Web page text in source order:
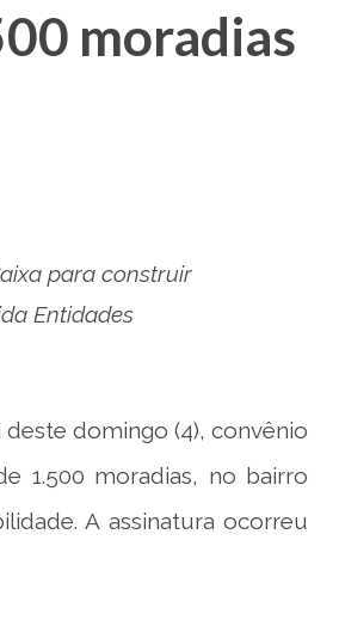
moradias
para construir
Entidades
domingo (4), convênio
1.500 moradias, no bairro
A assinatura ocorreu